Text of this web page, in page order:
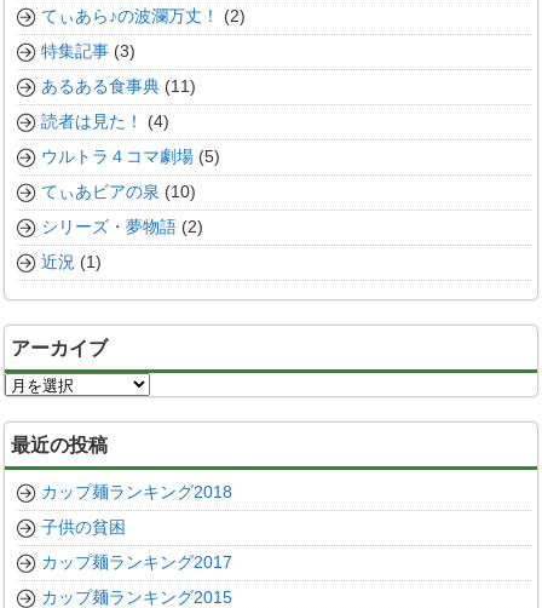
てぃあら♪の波瀾万丈！
(2)
特集記事 (3)
あるある食事典 (11)
読者は見た！
(4)
ウルトラ４コマ劇場 (5)
てぃあビアの泉 (10)
シリーズ・夢物語 (2)
近況 (1)
アーカイブ
ア
ー
カ
イ
ブ
最近の投稿
カップ麺ランキング2018
子供の貧困
カップ麺ランキング2017
カップ麺ランキング2015